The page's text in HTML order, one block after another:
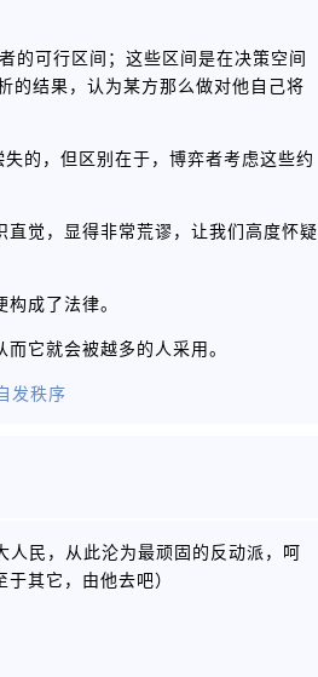
的可行区间；这些区间是在决策空间
的结果，认为某方那么做对他自己将
的，但区别在于，博弈者考虑这些约
觉，显得非常荒谬，让我们高度怀疑
成了法律。
它就会被越多的人采用。
发秩序
人民，从此沦为最顽固的反动派，呵
其它，由他去吧）